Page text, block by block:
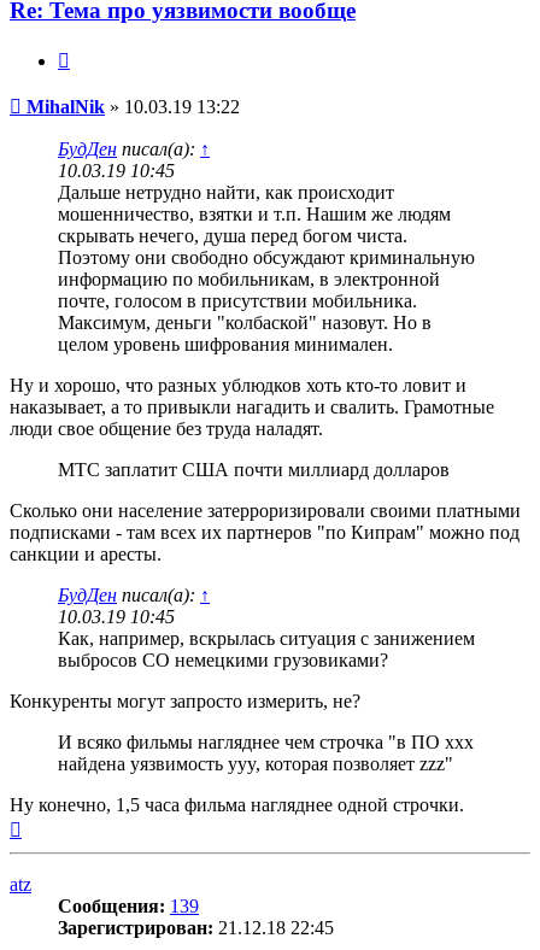
Re: Тема про уязвимости вообще
Сообщение
MihalNik » 10.03.19 13:22
БудДен писал(а): ↑
10.03.19 10:45
Дальше нетрудно найти, как происходит
мошенничество, взятки и т.п. Нашим же людям
скрывать нечего, душа перед богом чиста.
Поэтому они свободно обсуждают криминальную
информацию по мобильникам, в электронной
почте, голосом в присутствии мобильника.
Максимум, деньги "колбаской" назовут. Но в
целом уровень шифрования минимален.
Ну и хорошо, что разных ублюдков хоть кто-то ловит и
наказывает, а то привыкли нагадить и свалить. Грамотные
люди свое общение без труда наладят.
МТС заплатит США почти миллиард долларов
Сколько они население затерроризировали своими платными
подписками - там всех их партнеров "по Кипрам" можно под
санкции и аресты.
БудДен писал(а): ↑
10.03.19 10:45
Как, например, вскрылась ситуация с занижением
выбросов CO немецкими грузовиками?
Конкуренты могут запросто измерить, не?
И всяко фильмы нагляднее чем строчка "в ПО xxx
найдена уязвимость yyy, которая позволяет zzz"
Ну конечно, 1,5 часа фильма нагляднее одной строчки.
atz
Сообщения: 139
Зарегистрирован: 21.12.18 22:45